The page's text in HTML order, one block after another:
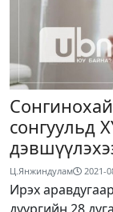
сонгуульд
Ц.Янжиндулам 2021-
Ирэх